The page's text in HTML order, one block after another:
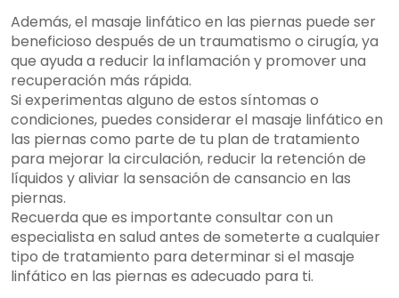
Además, el masaje linfático en las piernas puede ser
beneficioso después de un traumatismo o cirugía, ya
que ayuda a reducir la inflamación y promover una
recuperación más rápida.
Si experimentas alguno de estos síntomas o
condiciones, puedes considerar el masaje linfático en
las piernas como parte de tu plan de tratamiento
para mejorar la circulación, reducir la retención de
líquidos y aliviar la sensación de cansancio en las
piernas.
Recuerda que es importante consultar con un
especialista en salud antes de someterte a cualquier
tipo de tratamiento para determinar si el masaje
linfático en las piernas es adecuado para ti.